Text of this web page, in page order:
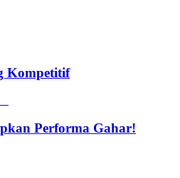
Kompetitif
Performa Gahar!